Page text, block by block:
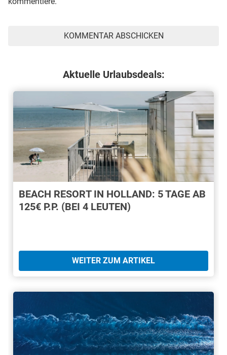
Aktuelle Urlaubsdeals:
BEACH RESORT IN HOLLAND: 5 TAGE AB
125€ P.P. (BEI 4 LEUTEN)
WEITER ZUM ARTIKEL